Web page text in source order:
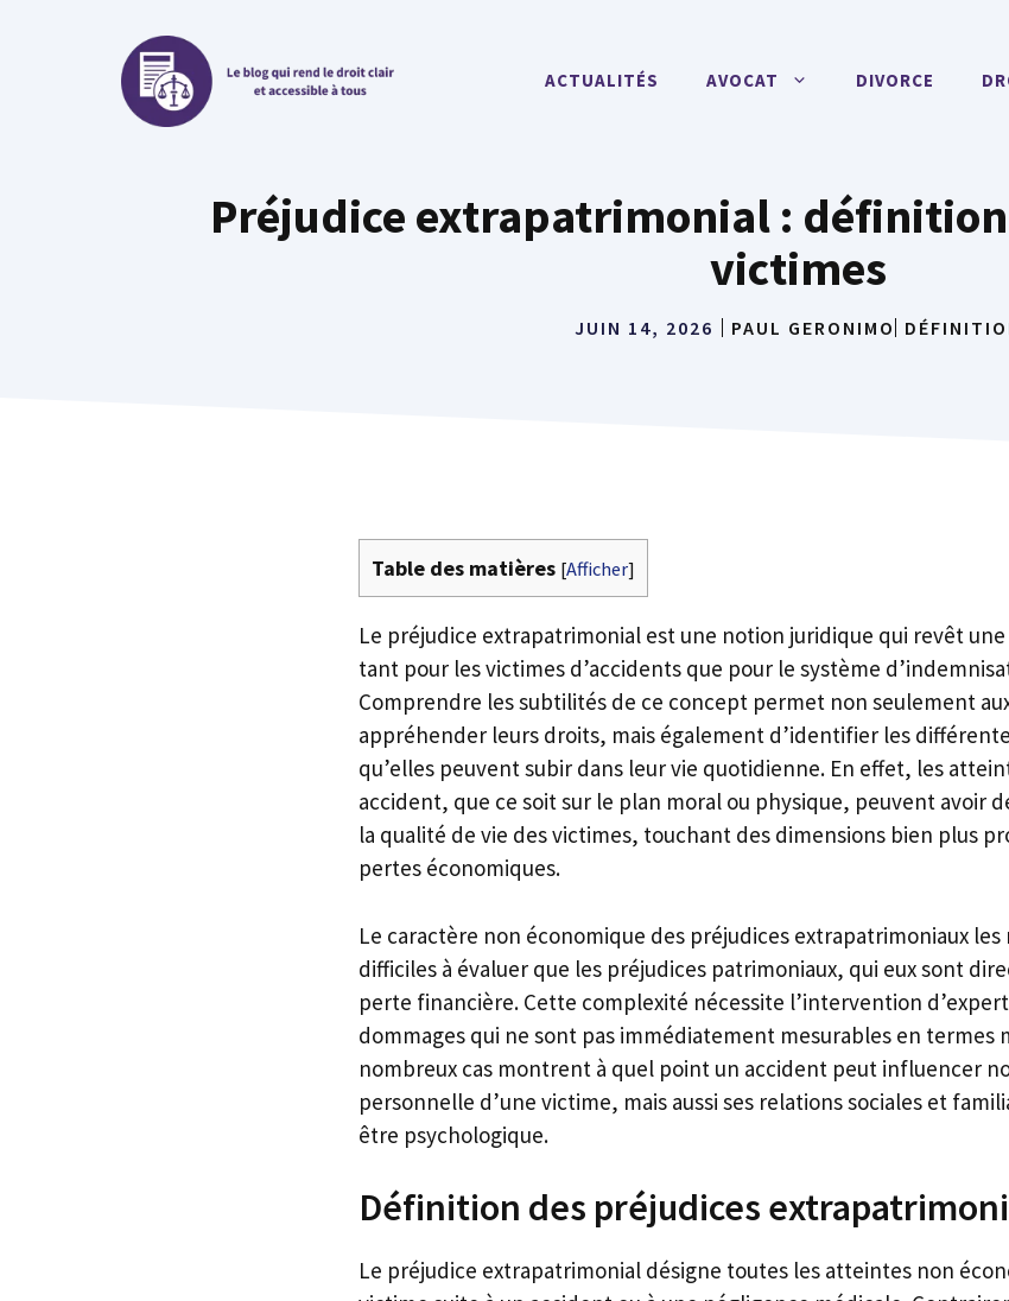
ACTUALITÉS AVOCAT DIVORCE
Préjudice extrapatrimonial :
victimes
JUIN 14, 2026 PAUL GERONIMO
Table des matières [Afficher]
Le préjudice extrapatrimonial est une notion juridique qui revêt
tant pour les victimes d’accidents que pour le système
Comprendre les subtilités de ce concept permet non seulement
appréhender leurs droits, mais également d’identifier les
qu’elles peuvent subir dans leur vie quotidienne. En effet, les
accident, que ce soit sur le plan moral ou physique, peuvent avoir
la qualité de vie des victimes, touchant des dimensions bien plus
pertes économiques.
Le caractère non économique des préjudices extrapatrimoniaux
difficiles à évaluer que les préjudices patrimoniaux, qui eux sont
perte financière. Cette complexité nécessite l’intervention
dommages qui ne sont pas immédiatement mesurables en termes
nombreux cas montrent à quel point un accident peut influencer
personnelle d’une victime, mais aussi ses relations sociales et
être psychologique.
Définition des préjudices
Le préjudice extrapatrimonial désigne toutes les atteintes non